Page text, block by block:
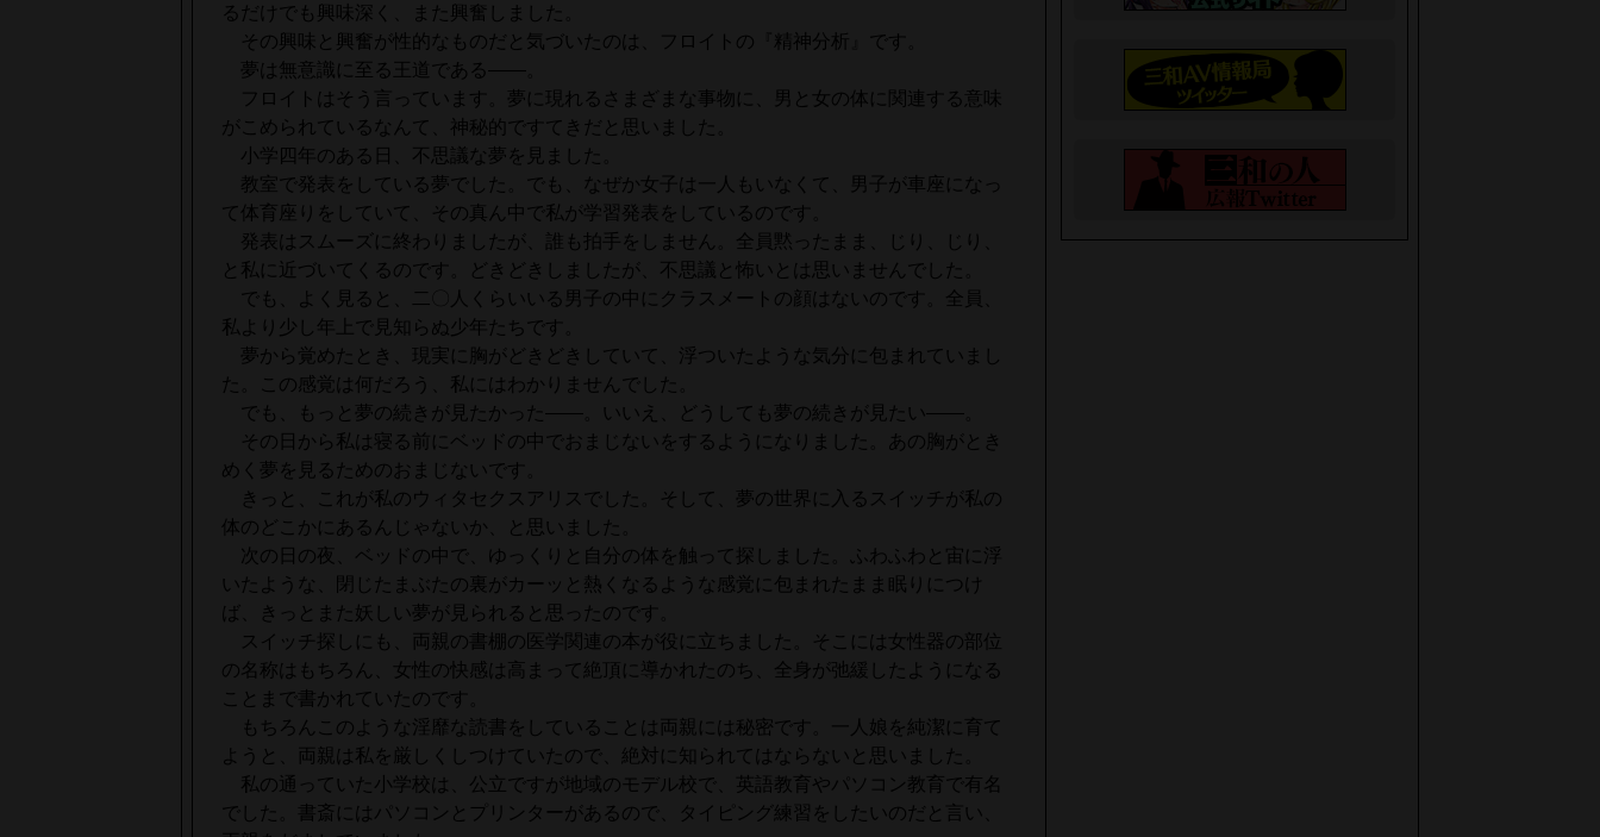
るだけでも興味深く、また興奮しました。
その興味と興奮が性的なものだと気づいたのは、フロイトの『精神分析』です。
夢は無意識に至る王道である――。
フロイトはそう言っています。夢に現れるさまざまな事物に、男と女の体に関連する意味
がこめられているなんて、神秘的ですてきだと思いました。
小学四年のある日、不思議な夢を見ました。
教室で発表をしている夢でした。でも、なぜか女子は一人もいなくて、男子が車座になっ
て体育座りをしていて、その真ん中で私が学習発表をしているのです。
発表はスムーズに終わりましたが、誰も拍手をしません。全員黙ったまま、じり、じり、
と私に近づいてくるのです。どきどきしましたが、不思議と怖いとは思いませんでした。
でも、よく見ると、二〇人くらいいる男子の中にクラスメートの顔はないのです。全員、
私より少し年上で見知らぬ少年たちです。
夢から覚めたとき、現実に胸がどきどきしていて、浮ついたような気分に包まれていまし
た。この感覚は何だろう、私にはわかりませんでした。
でも、もっと夢の続きが見たかった――。いいえ、どうしても夢の続きが見たい――。
その日から私は寝る前にベッドの中でおまじないをするようになりました。あの胸がとき
めく夢を見るためのおまじないです。
きっと、これが私のウィタセクスアリスでした。そして、夢の世界に入るスイッチが私の
体のどこかにあるんじゃないか、と思いました。
次の日の夜、ベッドの中で、ゆっくりと自分の体を触って探しました。ふわふわと宙に浮
いたような、閉じたまぶたの裏がカーッと熱くなるような感覚に包まれたまま眠りにつけ
ば、きっとまた妖しい夢が見られると思ったのです。
スイッチ探しにも、両親の書棚の医学関連の本が役に立ちました。そこには女性器の部位
の名称はもちろん、女性の快感は高まって絶頂に導かれたのち、全身が弛緩したようになる
ことまで書かれていたのです。
もちろんこのような淫靡な読書をしていることは両親には秘密です。一人娘を純潔に育て
ようと、両親は私を厳しくしつけていたので、絶対に知られてはならないと思いました。
私の通っていた小学校は、公立ですが地域のモデル校で、英語教育やパソコン教育で有名
でした。書斎にはパソコンとプリンターがあるので、タイピング練習をしたいのだと言い、